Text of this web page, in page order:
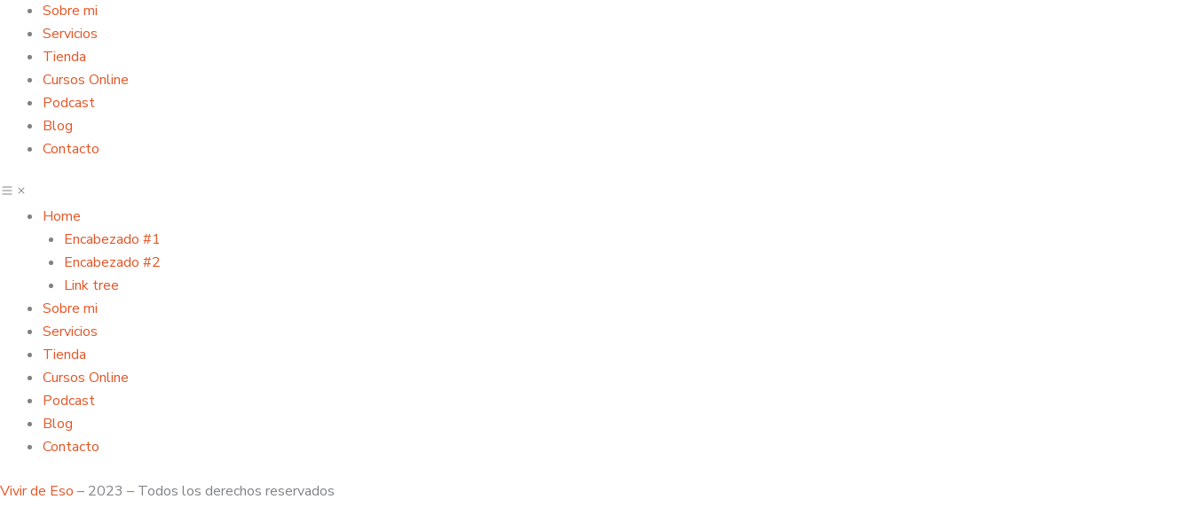
Sobre mi
Servicios
Tienda
Cursos Online
Podcast
Blog
Contacto
Home
Encabezado #1
Encabezado #2
Link tree
Sobre mi
Servicios
Tienda
Cursos Online
Podcast
Blog
Contacto
Vivir de Eso – 2023 – Todos los derechos reservados